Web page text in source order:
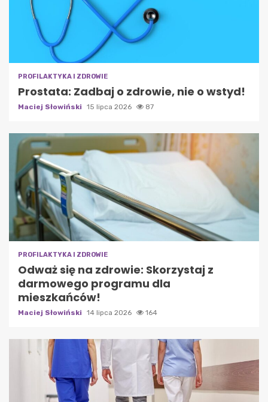
PROFILAKTYKA I ZDROWIE
Prostata: Zadbaj o zdrowie, nie o wstyd!
Maciej Słowiński 15 lipca 2026 87
PROFILAKTYKA I ZDROWIE
Odważ się na zdrowie: Skorzystaj z
darmowego programu dla
mieszkańców!
Maciej Słowiński 14 lipca 2026 164